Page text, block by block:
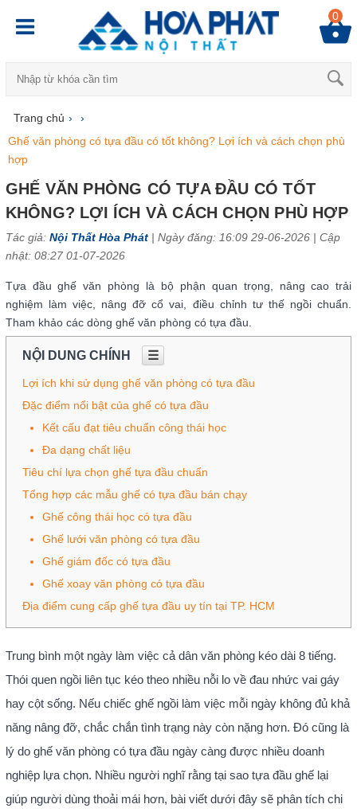
0
Trang chủ ›
›
Ghế văn phòng có tựa đầu có tốt không? Lợi ích và cách chọn phù
hợp
GHẾ VĂN PHÒNG CÓ TỰA ĐẦU CÓ TỐT
KHÔNG? LỢI ÍCH VÀ CÁCH CHỌN PHÙ HỢP
Tác giả: Nội Thất Hòa Phát| Ngày đăng: 16:09 29-06-2026 | Cập
nhật: 08:27 01-07-2026
Tựa đầu ghế văn phòng là bộ phận quan trọng, nâng cao trải
nghiệm làm việc, nâng đỡ cổ vai, điều chỉnh tư thế ngồi chuẩn.
Tham khảo các dòng ghế văn phòng có tựa đầu.
NỘI DUNG CHÍNH ☰
Lợi ích khi sử dụng ghế văn phòng có tựa đầu
Đặc điểm nổi bật của ghế có tựa đầu
Kết cấu đạt tiêu chuẩn công thái học
Đa dạng chất liệu
Tiêu chí lựa chọn ghế tựa đầu chuẩn
Tổng hợp các mẫu ghế có tựa đầu bán chạy
Ghế công thái học có tựa đầu
Ghế lưới văn phòng có tựa đầu
Ghế giám đốc có tựa đầu
Ghế xoay văn phòng có tựa đầu
Địa điểm cung cấp ghế tựa đầu uy tín tại TP. HCM
Trung bình một ngày làm việc cả dân văn phòng kéo dài 8 tiếng.
Thói quen ngồi liên tục kéo theo nhiều nỗi lo về đau nhức vai gáy
hay cột sống. Nếu chiếc ghế ngồi làm việc mỗi ngày không đủ khả
năng nâng đỡ, chắc chắn tình trạng này còn nặng hơn. Đó cũng là
lý do ghế văn phòng có tựa đầu ngày càng được nhiều doanh
nghiệp lựa chọn. Nhiều người nghĩ rằng tại sao tựa đầu ghế lại
giúp người dùng thoải mái hơn, bài viết dưới đây sẽ phân tích chi